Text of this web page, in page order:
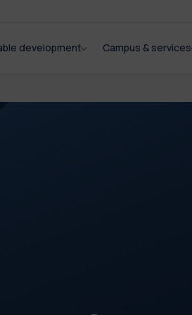
development Campus & services